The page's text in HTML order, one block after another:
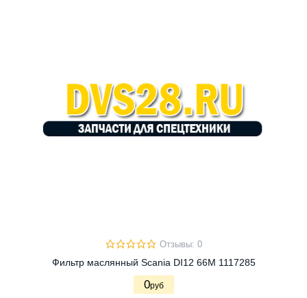
Отзывы: 0
Фильтр маслянный Scania DI12 66M 1117285
0руб